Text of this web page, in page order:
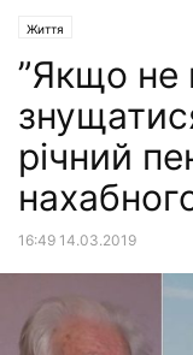
Життя
”Якщо не
річний
16:49 14.03.2019